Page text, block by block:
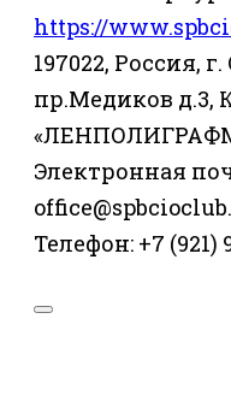
https://
197022, Россия,
пр.Медиков д.3,
Электронная
Телефон: +7 (921)